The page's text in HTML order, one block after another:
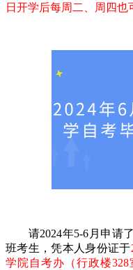
日开学后每周二、周四也
请2024年5-6月申请了
班考生，凭本人身份证于
学院自考办（行政楼328